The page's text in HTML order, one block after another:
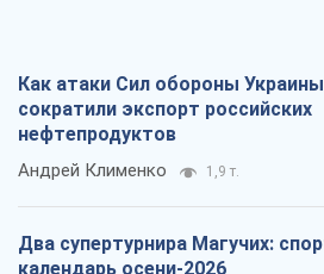
Как атаки Сил обороны Украины
сократили экспорт российских
нефтепродуктов
Андрей Клименко 1,9 т.
Два супертурнира Магучих:
календарь осени-2026